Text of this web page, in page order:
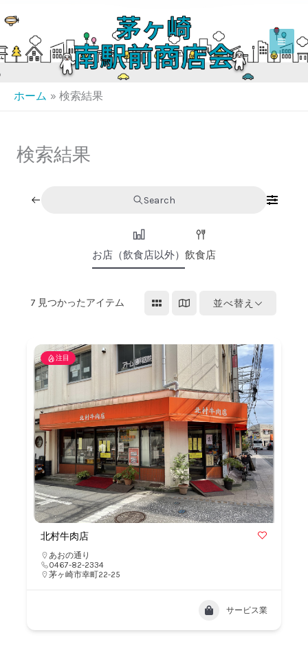
容
を
ス
ホーム 検索結果
検索結果
Search
お店（飲食店以外） 飲食店
7 見つかったアイテム 並べ替え
注目
北村牛肉店
あおの通り
0467-82-2334
茅ヶ崎市幸町22-25
サービス業